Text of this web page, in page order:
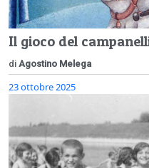
Il gioco del
di Agostino Melega
23 ottobre 2025